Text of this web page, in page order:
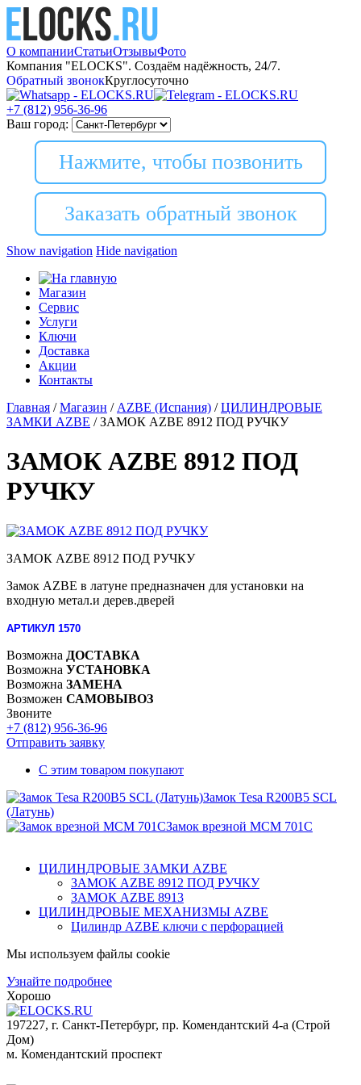
О компанииСтатьиОтзывыФото
Компания "ELOCKS". Создаём надёжность, 24/7.
Обратный звонокКруглосуточно
+7 (812) 956-36-96
Ваш город:
Нажмите, чтобы позвонить
Заказать обратный звонок
Show navigation Hide navigation
Магазин
Сервис
Услуги
Ключи
Доставка
Акции
Контакты
Главная /Магазин / AZBE (Испания) /ЦИЛИНДРОВЫЕ
ЗАМКИ AZBE /ЗАМОК AZBE 8912 ПОД РУЧКУ
ЗАМОК AZBE 8912 ПОД
РУЧКУ
ЗАМОК AZBE 8912 ПОД РУЧКУ
Замок AZBE в латуне предназначен для установки на
входную метал.и дерев.дверей
АРТИКУЛ 1570
Возможна ДОСТАВКА
Возможна УСТАНОВКА
Возможна ЗАМЕНА
Возможен САМОВЫВОЗ
Звоните
+7 (812) 956-36-96
Отправить заявку
С этим товаром покупают
Замок Tesa R200B5 SCL
(Латунь)
Замок врезной MCM 701C
ЦИЛИНДРОВЫЕ ЗАМКИ AZBE
ЗАМОК AZBE 8912 ПОД РУЧКУ
ЗАМОК AZBE 8913
ЦИЛИНДРОВЫЕ МЕХАНИЗМЫ AZBE
Цилиндр AZBE ключи с перфорацией
Мы используем файлы cookie
Узнайте подробнее
Хорошо
197227, г. Санкт-Петербург, пр. Комендантский 4-а (Строй
Дом)
м. Комендантский проспект